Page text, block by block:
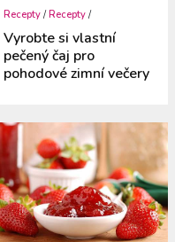
Recepty /Recepty /
Vyrobte si vlastní
pečený čaj pro
pohodové zimní večery